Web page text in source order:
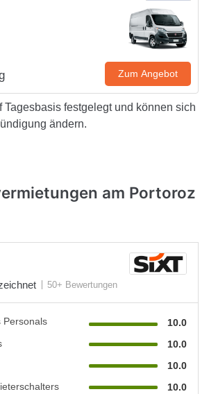
Zum Angebot
Tagesbasis festgelegt und können sich
ändern.
am Portoroz
50+ Bewertungen
Personals
10.0
10.0
10.0
10.0